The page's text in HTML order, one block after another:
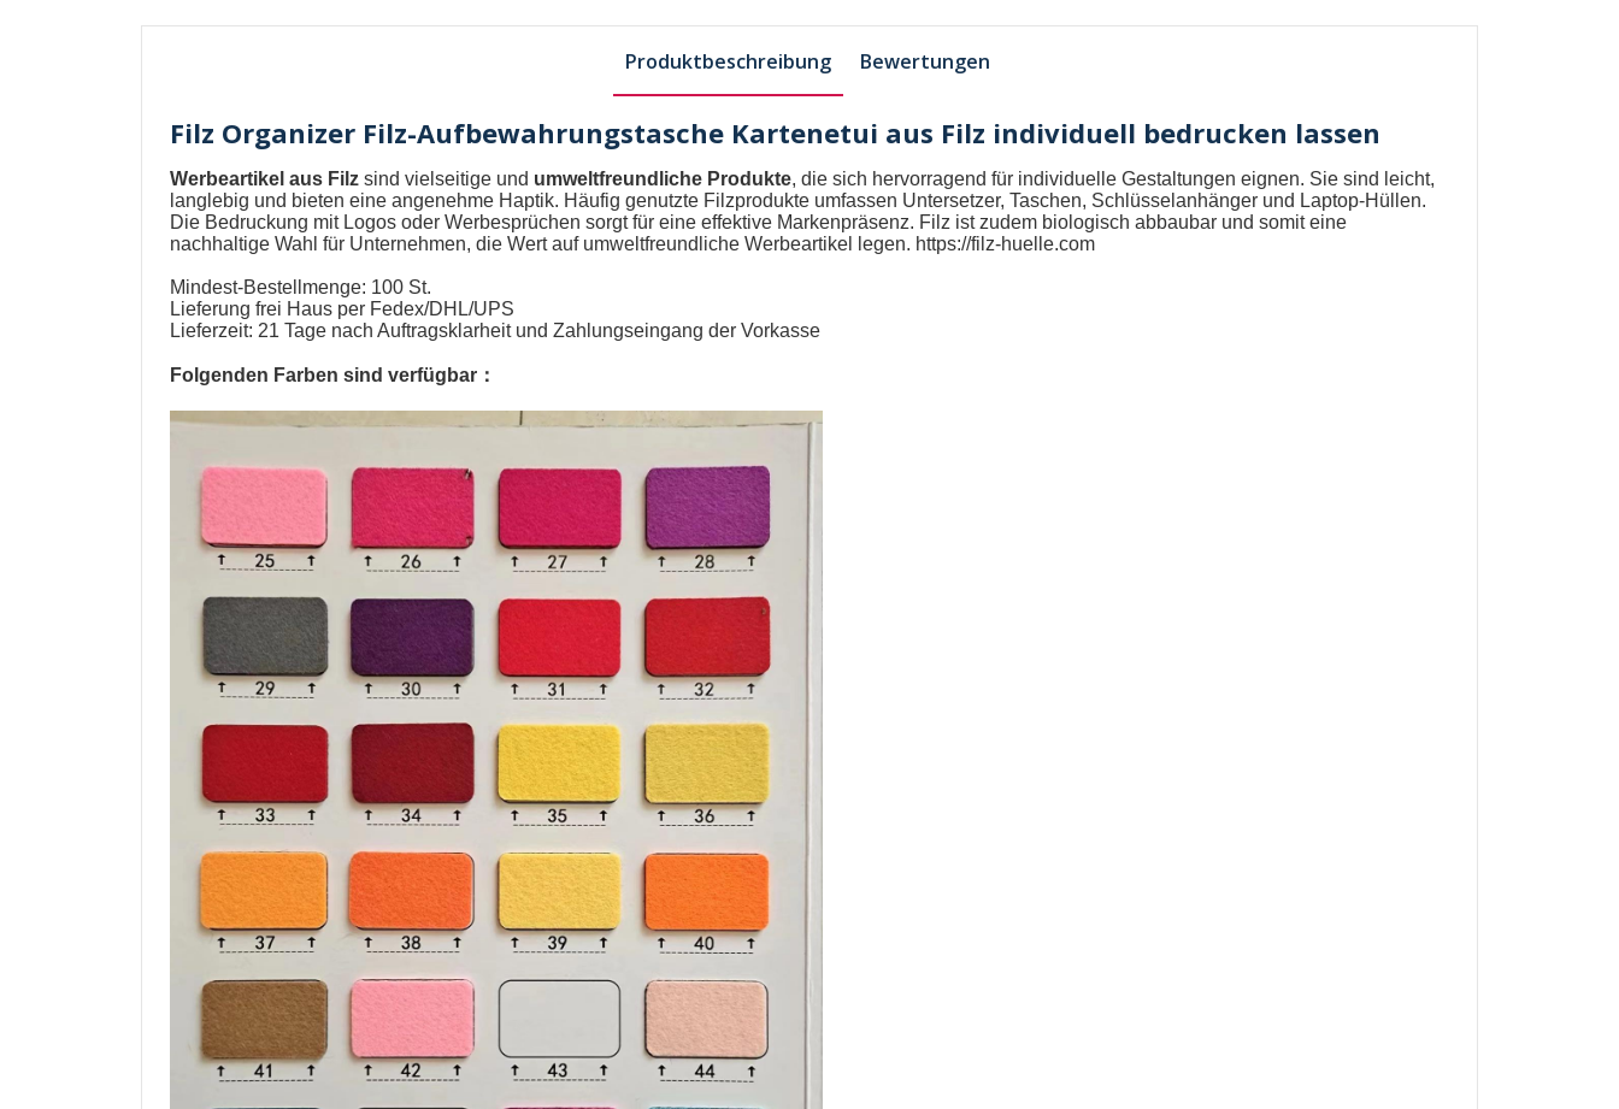
Produktbeschreibung Bewertungen
Filz Organizer Filz-Aufbewahrungstasche Kartenetui aus Filz individuell bedrucken lassen
Werbeartikel aus Filz sind vielseitige und umweltfreundliche Produkte, die sich hervorragend für individuelle Gestaltungen eignen. Sie sind leicht,
langlebig und bieten eine angenehme Haptik. Häufig genutzte Filzprodukte umfassen Untersetzer, Taschen, Schlüsselanhänger und Laptop-Hüllen.
Die Bedruckung mit Logos oder Werbesprüchen sorgt für eine effektive Markenpräsenz. Filz ist zudem biologisch abbaubar und somit eine
nachhaltige Wahl für Unternehmen, die Wert auf umweltfreundliche Werbeartikel legen. https://filz-huelle.com
Mindest-Bestellmenge: 100 St.
Lieferung frei Haus per Fedex/DHL/UPS
Lieferzeit: 21 Tage nach Auftragsklarheit und Zahlungseingang der Vorkasse
Folgenden Farben sind verfügbar：